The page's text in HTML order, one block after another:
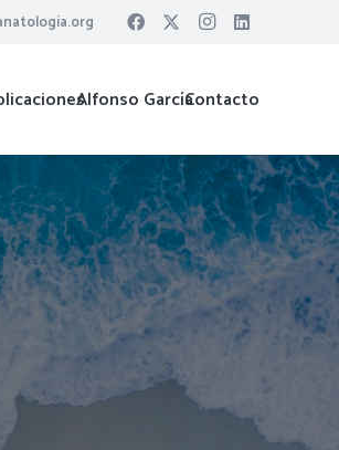
Alfonso GarcíaContacto